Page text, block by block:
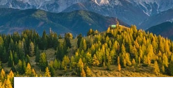
ス
キ
ッ
プ